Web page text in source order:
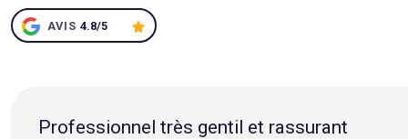
AVIS 4.8/5
Juste au top 👌 entre gentillesse, rapidité et